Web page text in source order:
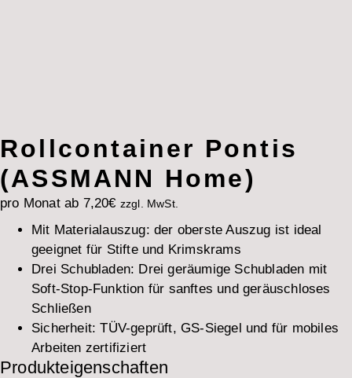
Rollcontainer Pontis
(ASSMANN Home)
pro Monat ab 7,20€ zzgl. MwSt.
Mit Materialauszug: der oberste Auszug ist ideal
geeignet für Stifte und Krimskrams
Drei Schubladen: Drei geräumige Schubladen mit
Soft-Stop-Funktion für sanftes und geräuschloses
Schließen
Sicherheit: TÜV-geprüft, GS-Siegel und für mobiles
Arbeiten zertifiziert
Produkteigenschaften